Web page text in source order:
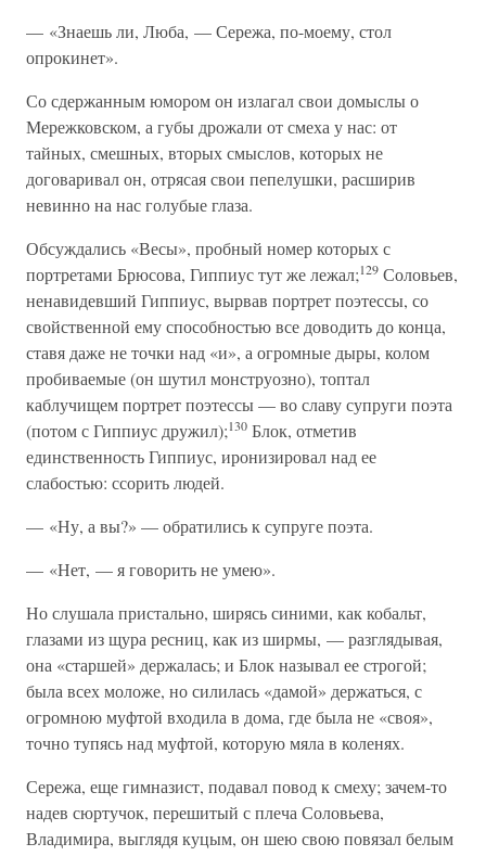
— «Знаешь ли, Люба, — Сережа, по-моему, стол
опрокинет».
Со сдержанным юмором он излагал свои домыслы о
Мережковском, а губы дрожали от смеха у нас: от
тайных, смешных, вторых смыслов, которых не
договаривал он, отрясая свои пепелушки, расширив
невинно на нас голубые глаза.
Обсуждались «Весы», пробный номер которых с
портретами Брюсова, Гиппиус тут же лежал;129 Соловьев,
ненавидевший Гиппиус, вырвав портрет поэтессы, со
свойственной ему способностью все доводить до конца,
ставя даже не точки над «и», а огромные дыры, колом
пробиваемые (он шутил монструозно), топтал
каблучищем портрет поэтессы — во славу супруги поэта
(потом с Гиппиус дружил);130 Блок, отметив
единственность Гиппиус, иронизировал над ее
слабостью: ссорить людей.
— «Ну, а вы?» — обратились к супруге поэта.
— «Нет, — я говорить не умею».
Но слушала пристально, ширясь синими, как кобальт,
глазами из щура ресниц, как из ширмы, — разглядывая,
она «старшей» держалась; и Блок называл ее строгой;
была всех моложе, но силилась «дамой» держаться, с
огромною муфтой входила в дома, где была не «своя»,
точно тупясь над муфтой, которую мяла в коленях.
Сережа, еще гимназист, подавал повод к смеху; зачем-то
надев сюртучок, перешитый с плеча Соловьева,
Владимира, выглядя куцым, он шею свою повязал белым